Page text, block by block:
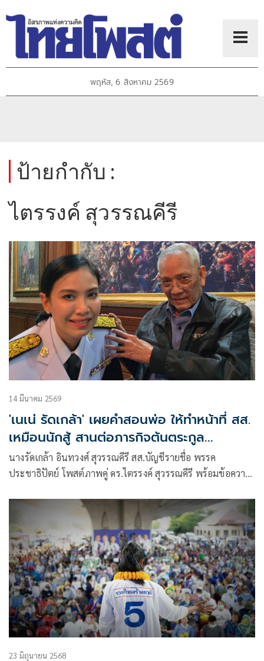
พฤหัส, 6 สิงหาคม 2569
ป้ายกำกับ :
ไตรรงค์ สุวรรณคีรี
14 มีนาคม 2569
'เนเน่ รัดเกล้า' เผยคำสอนพ่อ ให้ทำหน้าที่ สส.
เหมือนนักสู้ สานต่อภารกิจต้นตระกูล
สุวรรณคีรี
นางรัดเกล้า อินทวงศ์ สุวรรณคีรี สส.บัญชีรายชื่อ พรรค
ประชาธิปัตย์ โพสต์ภาพคู่ ดร.ไตรรงค์ สุวรรณคีรี พร้อมข้อความ
ปกป้องผลประโยชน์ของประเทศ”
23 มิถุนายน 2568